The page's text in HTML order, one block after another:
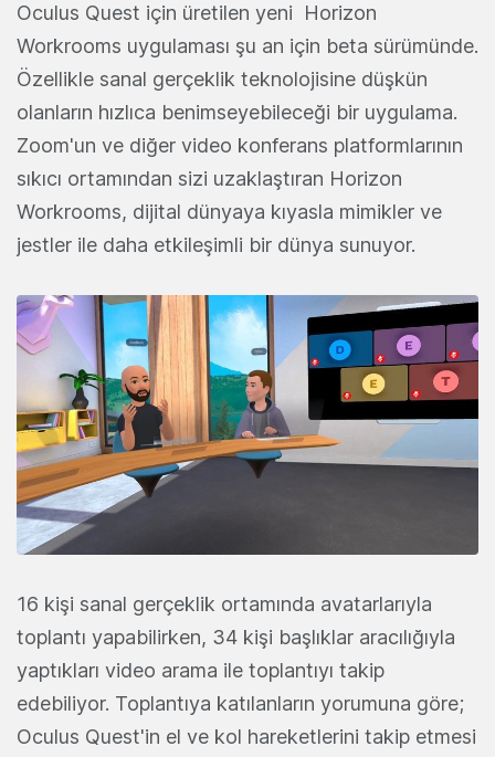
Oculus Quest için üretilen yeni Horizon
Workrooms uygulaması şu an için beta sürümünde.
Özellikle sanal gerçeklik teknolojisine düşkün
olanların hızlıca benimseyebileceği bir uygulama.
Zoom'un ve diğer video konferans platformlarının
sıkıcı ortamından sizi uzaklaştıran Horizon
Workrooms, dijital dünyaya kıyasla mimikler ve
jestler ile daha etkileşimli bir dünya sunuyor.
16 kişi sanal gerçeklik ortamında avatarlarıyla
toplantı yapabilirken, 34 kişi başlıklar aracılığıyla
yaptıkları video arama ile toplantıyı takip
edebiliyor. Toplantıya katılanların yorumuna göre;
Oculus Quest'in el ve kol hareketlerini takip etmesi